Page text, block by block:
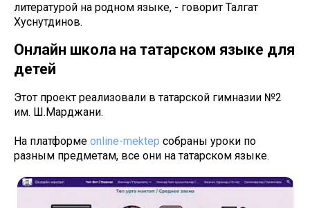
литературой на родном языке, - говорит Талгат
Хуснутдинов.
Онлайн школа на татарском языке для
детей
Этот проект реализовали в татарской гимназии №2
им. Ш.Марджани.
На платформе online-mektep собраны уроки по
разным предметам, все они на татарском языке.